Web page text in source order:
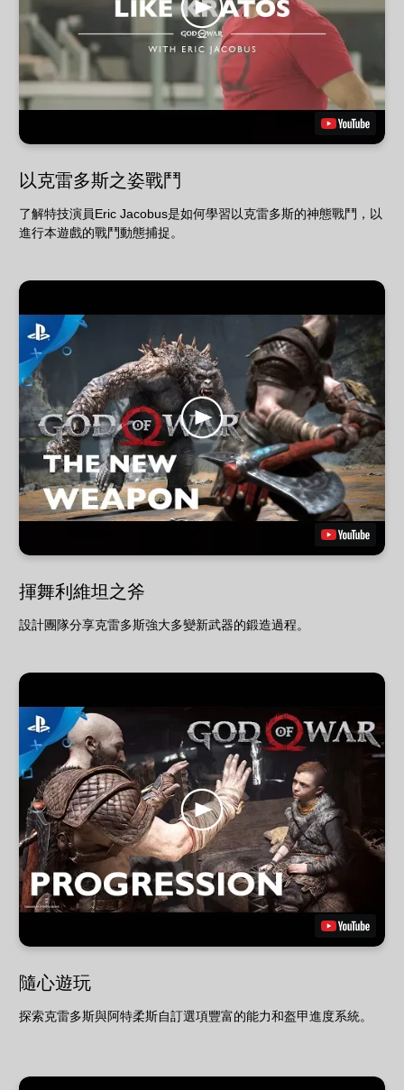
以克雷多斯之姿戰鬥
了解特技演員Eric Jacobus是如何學習以克雷多斯的神態戰鬥，以
進行本遊戲的戰鬥動態捕捉。
揮舞利維坦之斧
設計團隊分享克雷多斯強大多變新武器的鍛造過程。
隨心遊玩
探索克雷多斯與阿特柔斯自訂選項豐富的能力和盔甲進度系統。